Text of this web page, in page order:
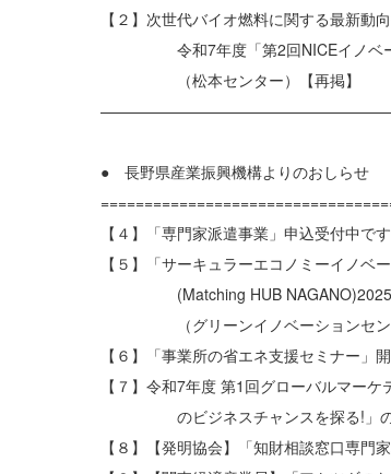
【２】次世代バイオ燃料に関する最新動
令和7年度「第2回NICEイノベー
（松本センター）【再掲】
● 長野県産業振興機構よりのおしらせ
【４】「専門家派遣事業」申込受付中で
【５】「サーキュラーエコノミーイノベ
(Matching HUB NAGANO)2025
（グリーンイノベーションセン
【６】「事業所の省エネ支援セミナー」
【７】令和7年度 第1回グローバルマー
のビジネスチャンスを探る!」のご
【８】【発明協会】「知財相談窓口専門